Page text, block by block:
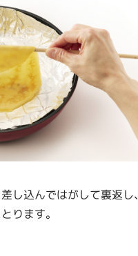
し込んではがして裏返し、
ります。